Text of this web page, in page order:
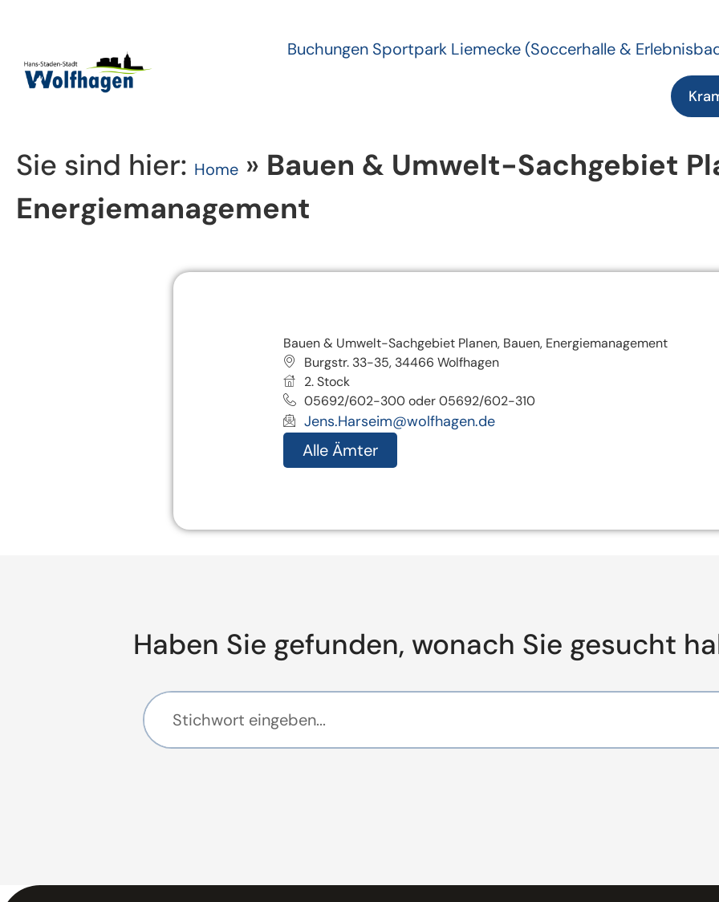
Buchungen Sportpark Liemecke (Soccerhalle &
Sie sind hier: Home » Bauen & Umwelt-Sachgebiet
Energiemanagement
Bauen & Umwelt-Sachgebiet Planen, Bauen, Energiemanagement
Burgstr. 33-35, 34466 Wolfhagen
2. Stock
05692/602-300 oder 05692/602-310
Jens.Harseim@wolfhagen.de
Alle Ämter
Haben Sie gefunden, wonach Sie gesucht